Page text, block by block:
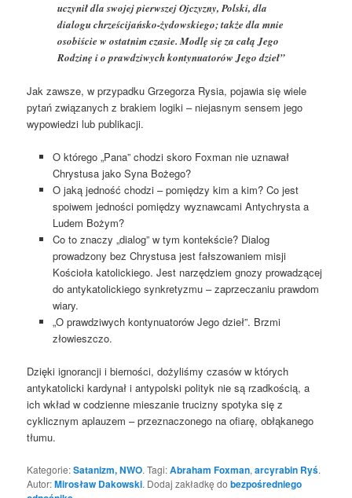
uczynił dla swojej pierwszej Ojczyzny, Polski, dla
dialogu chrześcijańsko-żydowskiego; także dla mnie
osobiście w ostatnim czasie. Modlę się za całą Jego
Rodzinę i o prawdziwych kontynuatorów Jego dzieł”
Jak zawsze, w przypadku Grzegorza Rysia, pojawia się wiele
pytań związanych z brakiem logiki – niejasnym sensem jego
wypowiedzi lub publikacji.
O którego „Pana” chodzi skoro Foxman nie uznawał
Chrystusa jako Syna Bożego?
O jaką jedność chodzi – pomiędzy kim a kim? Co jest
spoiwem jedności pomiędzy wyznawcami Antychrysta a
Ludem Bożym?
Co to znaczy „dialog” w tym kontekście? Dialog
prowadzony bez Chrystusa jest fałszowaniem misji
Kościoła katolickiego. Jest narzędziem gnozy prowadzącej
do antykatolickiego synkretyzmu – zaprzeczaniu prawdom
wiary.
„O prawdziwych kontynuatorów Jego dzieł”. Brzmi
złowieszczo.
Dzięki ignorancji i bierności, dożyliśmy czasów w których
antykatolicki kardynał i antypolski polityk nie są rzadkością, a
ich wkład w codzienne mieszanie trucizny spotyka się z
cyklicznym aplauzem – przeznaczonego na ofiarę, obłąkanego
tłumu.
Kategorie:Satanizm, NWO. Tagi:Abraham Foxman,arcyrabin Ryś.
Autor:Mirosław Dakowski. Dodaj zakładkę dobezpośredniego